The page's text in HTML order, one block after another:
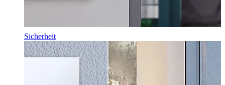
Sicherheit